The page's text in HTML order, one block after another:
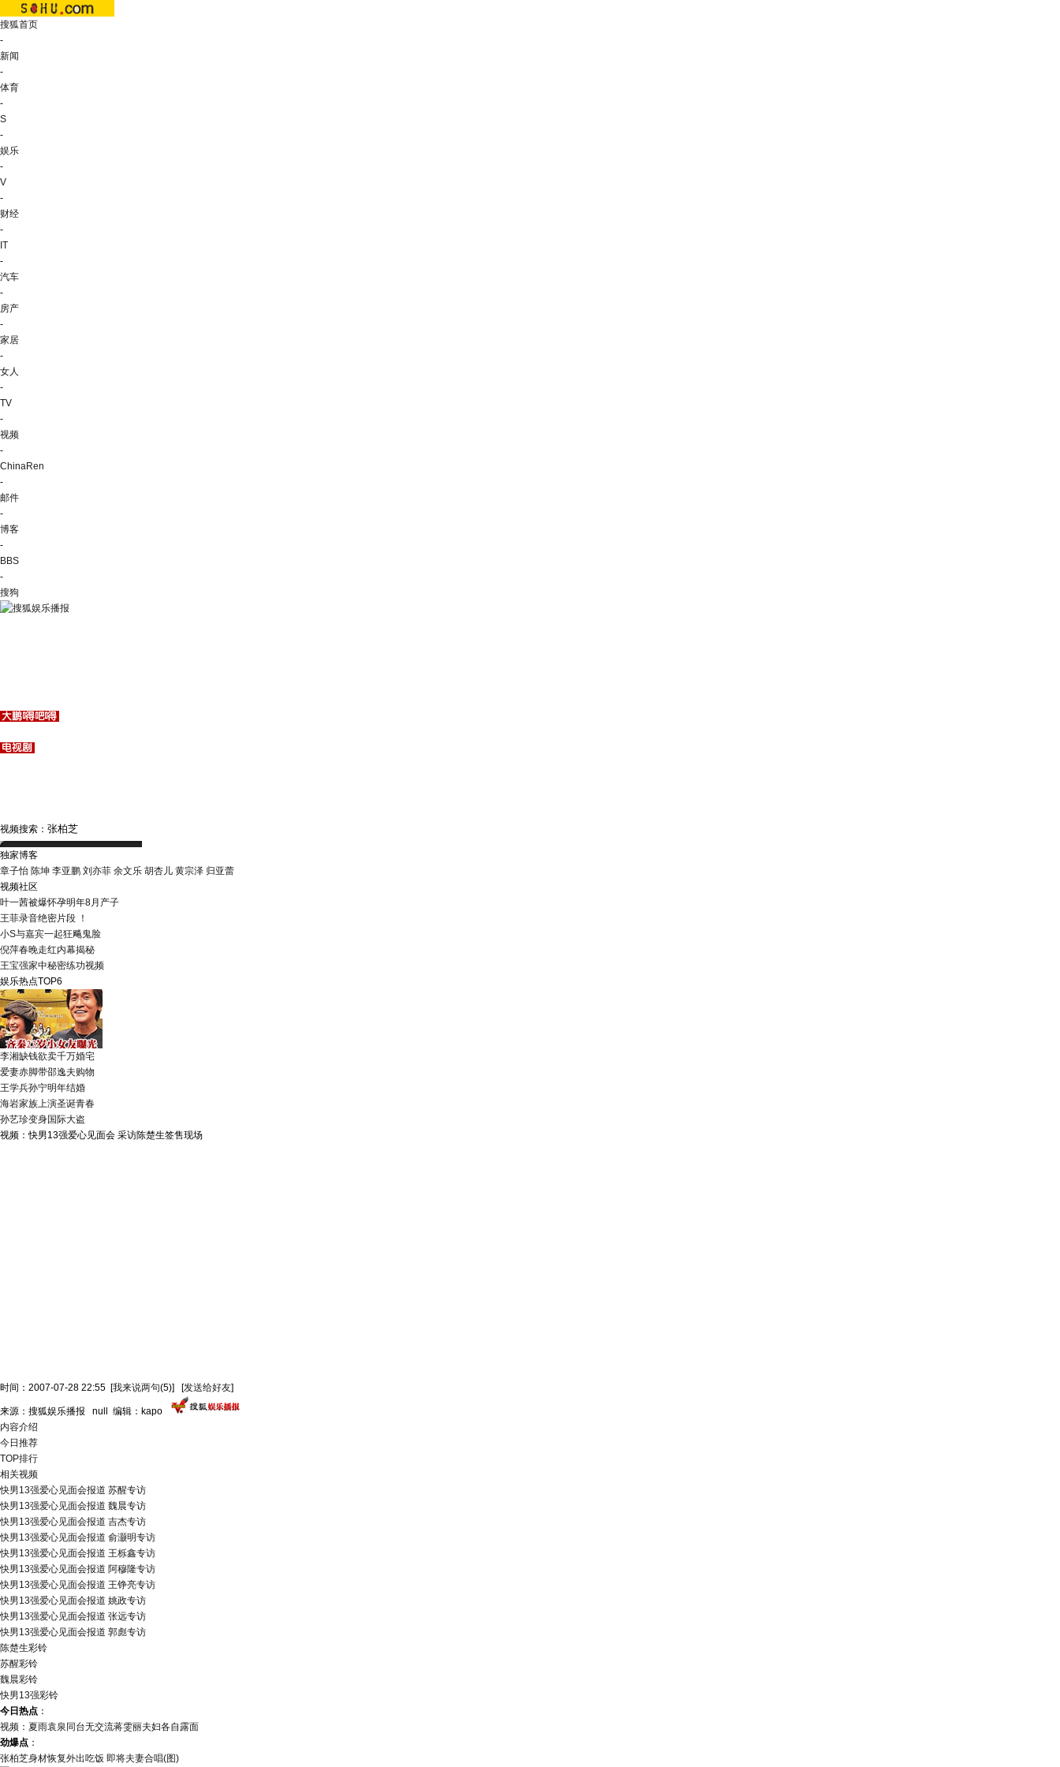
搜狐首页
-
新闻
-
体育
-
S
-
娱乐
-
V
-
财经
-
IT
-
汽车
-
房产
-
家居
-
女人
-
TV
-
视频
-
ChinaRen
-
邮件
-
博客
-
BBS
-
搜狗
视频搜索：
独家博客
章子怡 陈坤 李亚鹏 刘亦菲 余文乐 胡杏儿 黄宗泽 归亚蕾
视频社区
叶一茜被爆怀孕明年8月产子
王菲录音绝密片段 ！
小S与嘉宾一起狂飚鬼脸
倪萍春晚走红内幕揭秘
王宝强家中秘密练功视频
娱乐热点TOP6
李湘缺钱欲卖千万婚宅
爱妻赤脚带邵逸夫购物
王学兵孙宁明年结婚
海岩家族上演圣诞青春
孙艺珍变身国际大盗
视频：快男13强爱心见面会 采访陈楚生签售现场
时间：2007-07-28 22:55 [我来说两句(5)] [发送给好友]
来源：搜狐娱乐播报 null 编辑：kapo
内容介绍
今日推荐
TOP排行
相关视频
快男13强爱心见面会报道 苏醒专访
快男13强爱心见面会报道 魏晨专访
快男13强爱心见面会报道 吉杰专访
快男13强爱心见面会报道 俞灏明专访
快男13强爱心见面会报道 王栎鑫专访
快男13强爱心见面会报道 阿穆隆专访
快男13强爱心见面会报道 王铮亮专访
快男13强爱心见面会报道 姚政专访
快男13强爱心见面会报道 张远专访
快男13强爱心见面会报道 郭彪专访
陈楚生彩铃
苏醒彩铃
魏晨彩铃
快男13强彩铃
今日热点 ：
视频：夏雨袁泉同台无交流蒋雯丽夫妇各自露面
劲爆点 ：
张柏芝身材恢复外出吃饭 即将夫妻合唱(图)